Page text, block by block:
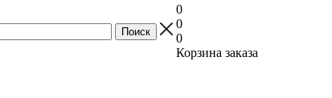
0
0
0
Корзина заказа